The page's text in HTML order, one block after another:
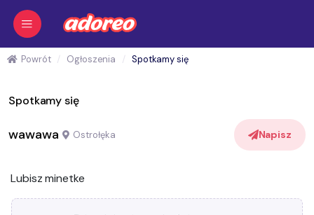
Powrót Ogłoszenia Spotkamy się
Spotkamy się
wawawa Ostrołęka Napisz
Lubisz minetke